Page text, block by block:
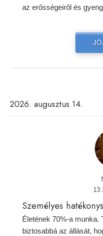
az erősségeiről és
2026. augusztus 14.
Személyes
Életének 70%-a munka.
biztosabbá az állását,